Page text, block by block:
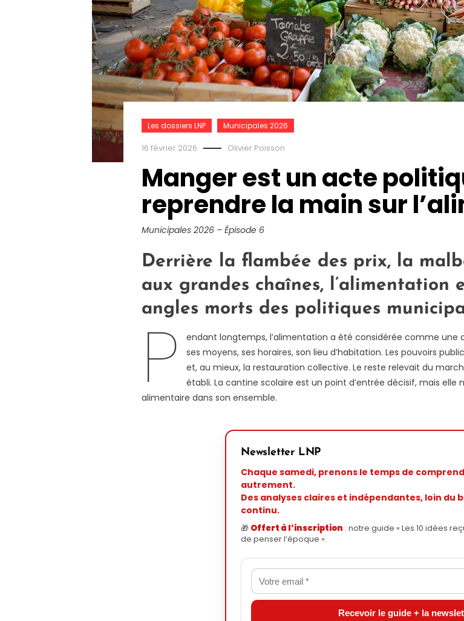
Les dossiers LNP Municipales 2026
16 février 2026 Olivier Poisson
Manger est un acte
reprendre la main sur
Municipales 2026 – Épisode 6
Derrière la flambée des prix, la
aux grandes chaînes, l’alimentation
angles morts des politiques
P
endant longtemps, l’alimentation a été considérée comme une
ses moyens, ses horaires, son lieu d’habitation. Les pouvoirs
et, au mieux, la restauration collective. Le reste relevait du
établi. La cantine scolaire est un point d’entrée décisif, mais
alimentaire dans son ensemble.
Newsletter LNP
Chaque samedi, prenons le temps de
autrement.
Des analyses claires et indépendantes, loin du
continu.
🎁 Offert à l’inscription : notre guide « Les 10 idées
de penser l’époque ».